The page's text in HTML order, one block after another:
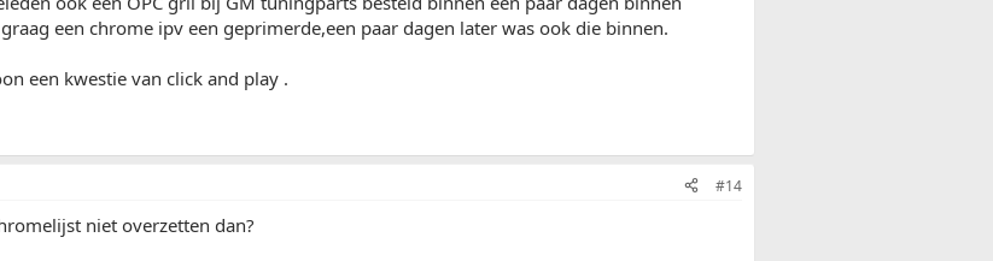
een chrome ipv een geprimerde,een paar dagen later was ook die binnen.
een kwestie van click and play .
#14
niet overzetten dan?